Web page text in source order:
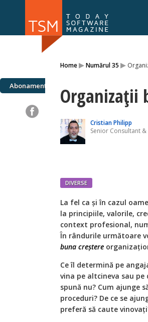
Home▸Numărul 35 ▸
Abonamente Organizații
Cristian Philipp
Senior Consultant
DIVERSE
La fel ca și în cazul
la principiile, valorile,
context profesional,
În rândurile următoare
buna creștere
Ce îl determină pe
vina pe altcineva sau pe
spună nu? Cum ajunge
proceduri? De ce se
preferă să caute